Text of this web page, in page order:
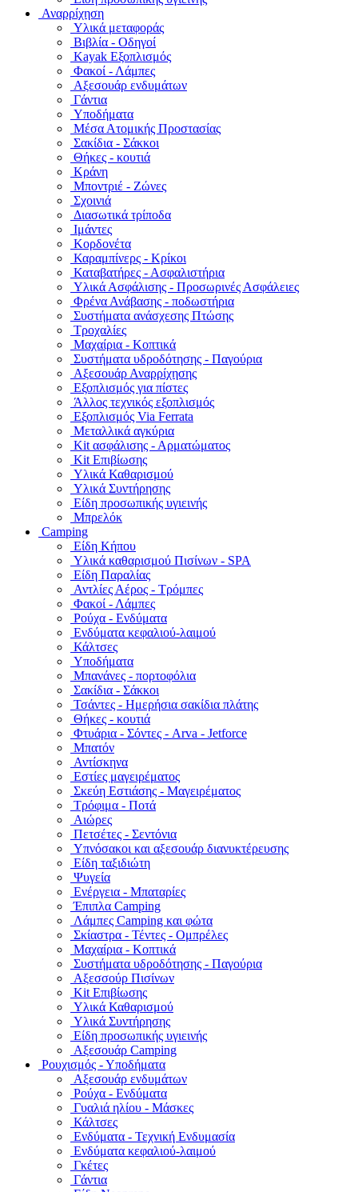
Αναρρίχηση
Υλικά μεταφοράς
Βιβλία - Οδηγοί
Kayak Εξοπλισμός
Φακοί - Λάμπες
Αξεσουάρ ενδυμάτων
Γάντια
Υποδήματα
Μέσα Ατομικής Προστασίας
Σακίδια - Σάκκοι
Θήκες - κουτιά
Κράνη
Μποντριέ - Ζώνες
Σχοινιά
Διασωτικά τρίποδα
Ιμάντες
Κορδονέτα
Καραμπίνερς - Κρίκοι
Καταβατήρες - Ασφαλιστήρια
Υλικά Ασφάλισης - Προσωρινές Ασφάλειες
Φρένα Ανάβασης - ποδωστήρια
Συστήματα ανάσχεσης Πτώσης
Τροχαλίες
Μαχαίρια - Κοπτικά
Συστήματα υδροδότησης - Παγούρια
Αξεσουάρ Αναρρίχησης
Εξοπλισμός για πίστες
Άλλος τεχνικός εξοπλισμός
Εξοπλισμός Via Ferrata
Μεταλλικά αγκύρια
Kit ασφάλισης - Αρματώματος
Kit Επιβίωσης
Υλικά Καθαρισμού
Υλικά Συντήρησης
Είδη προσωπικής υγιεινής
Μπρελόκ
Camping
Είδη Κήπου
Υλικά καθαρισμού Πισίνων - SPA
Είδη Παραλίας
Αντλίες Αέρος - Τρόμπες
Φακοί - Λάμπες
Ρούχα - Ενδύματα
Ενδύματα κεφαλιού-λαιμού
Κάλτσες
Υποδήματα
Μπανάνες - πορτοφόλια
Σακίδια - Σάκκοι
Τσάντες - Ημερήσια σακίδια πλάτης
Θήκες - κουτιά
Φτυάρια - Σόντες - Arva - Jetforce
Μπατόν
Αντίσκηνα
Εστίες μαγειρέματος
Σκεύη Εστιάσης - Μαγειρέματος
Τρόφιμα - Ποτά
Αιώρες
Πετσέτες - Σεντόνια
Υπνόσακοι και αξεσουάρ διανυκτέρευσης
Είδη ταξιδιώτη
Ψυγεία
Ενέργεια - Μπαταρίες
Έπιπλα Camping
Λάμπες Camping και φώτα
Σκίαστρα - Τέντες - Ομπρέλες
Μαχαίρια - Κοπτικά
Συστήματα υδροδότησης - Παγούρια
Αξεσσούρ Πισίνων
Kit Επιβίωσης
Υλικά Καθαρισμού
Υλικά Συντήρησης
Είδη προσωπικής υγιεινής
Αξεσουάρ Camping
Ρουχισμός - Υποδήματα
Αξεσουάρ ενδυμάτων
Ρούχα - Ενδύματα
Γυαλιά ηλίου - Μάσκες
Κάλτσες
Ενδύματα - Τεχνική Ενδυμασία
Ενδύματα κεφαλιού-λαιμού
Γκέτες
Γάντια